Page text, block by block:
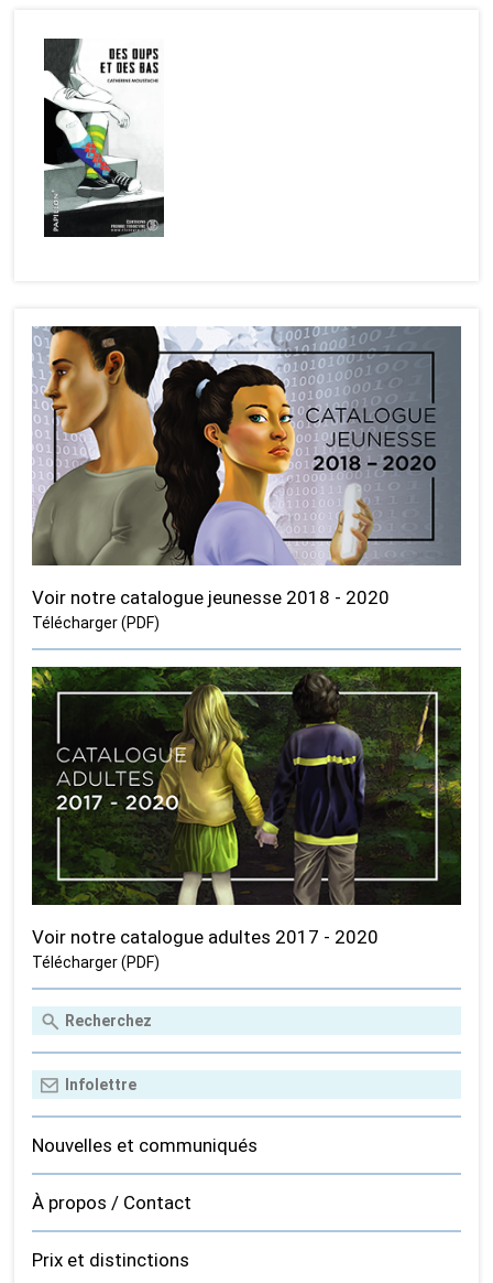
Voir notre catalogue jeunesse 2018 - 2020
Télécharger (PDF)
Voir notre catalogue adultes 2017 - 2020
Télécharger (PDF)
Nouvelles et communiqués
À propos / Contact
Prix et distinctions